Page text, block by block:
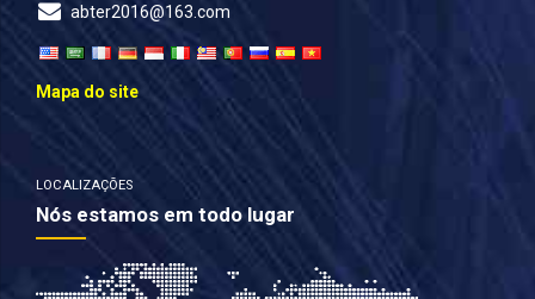
abter2016@163.com
Mapa do site
LOCALIZAÇÕES
Nós estamos em todo lugar